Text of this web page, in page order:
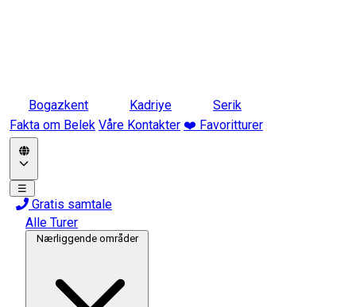
Bogazkent Kadriye
Serik
Fakta om Belek Våre Kontakter ❤️ Favoritturer
☰
Gratis samtale
Alle Turer
Nærliggende områder